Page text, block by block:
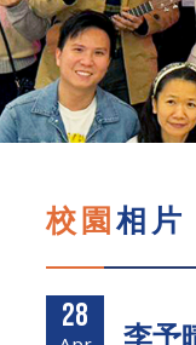
校園相片
28 李予